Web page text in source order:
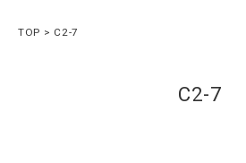
TOP C2-7
C2-7